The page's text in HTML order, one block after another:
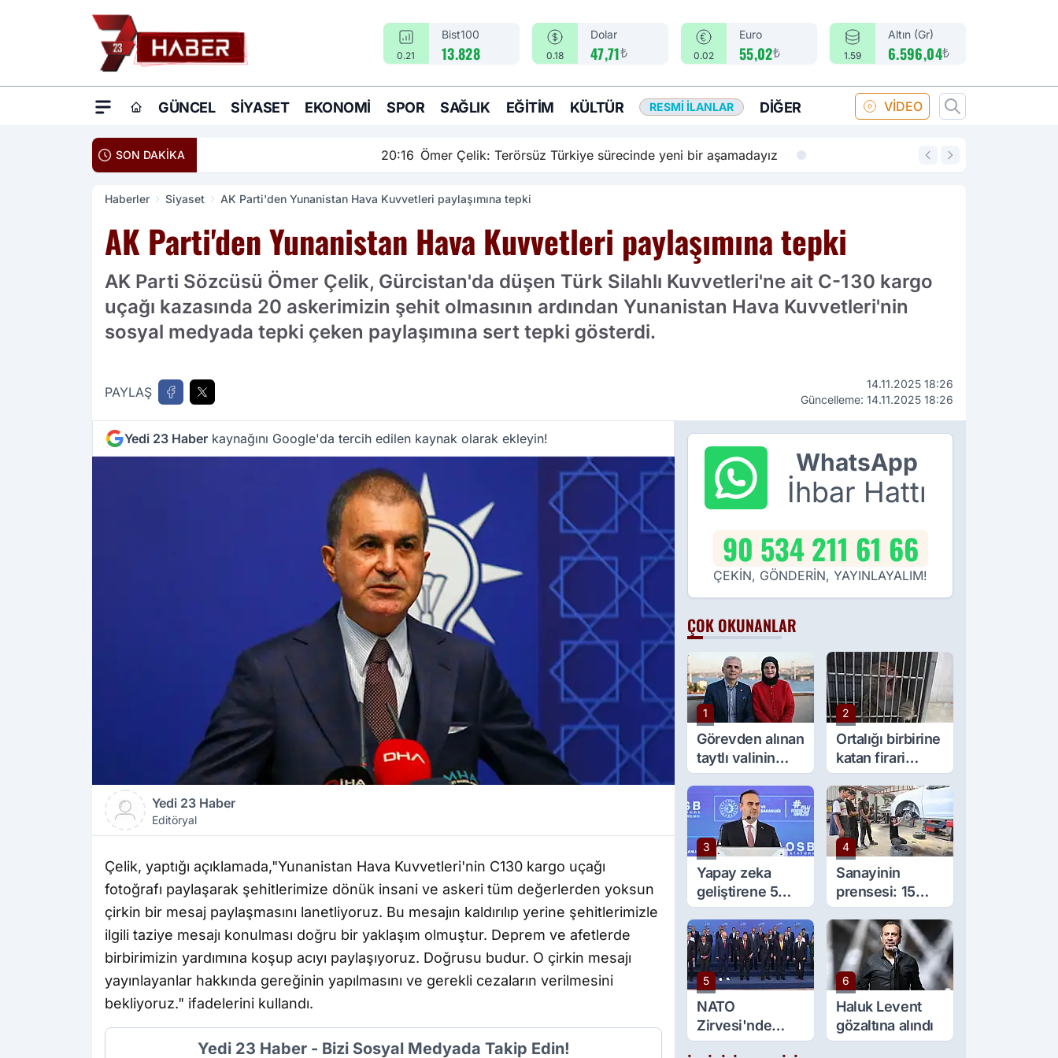
0.21
Bist100
13.828 0.18
Dolar
47,71₺ 0.02
Euro
55,02₺ 1.59
Altın (Gr)
6.596,04₺
GÜNCEL SIYASET EKONOMI SPOR SAĞLIK EĞITIM KÜLTÜR RESMI İLANLAR DIĞER VİDEO
SON DAKİKA Ömer Çelik: Terörsüz Türkiye sürecinde yeni bir aşamadayız 14:18
Haberler Siyaset AK Parti'den Yunanistan Hava Kuvvetleri paylaşımına tepki
AK Parti'den Yunanistan Hava Kuvvetleri paylaşımına tepki
AK Parti Sözcüsü Ömer Çelik, Gürcistan'da düşen Türk Silahlı Kuvvetleri'ne ait C-130 kargo
uçağı kazasında 20 askerimizin şehit olmasının ardından Yunanistan Hava Kuvvetleri'nin
sosyal medyada tepki çeken paylaşımına sert tepki gösterdi.
PAYLAŞ
14.11.2025 18:26
Güncelleme: 14.11.2025 18:26
Yedi 23 Haber kaynağını Google'da tercih edilen kaynak olarak ekleyin!
Yedi 23 Haber
Editöryal
Çelik, yaptığı açıklamada,"Yunanistan Hava Kuvvetleri'nin C130 kargo uçağı
fotoğrafı paylaşarak şehitlerimize dönük insani ve askeri tüm değerlerden yoksun
çirkin bir mesaj paylaşmasını lanetliyoruz. Bu mesajın kaldırılıp yerine şehitlerimizle
ilgili taziye mesajı konulması doğru bir yaklaşım olmuştur. Deprem ve afetlerde
birbirimizin yardımına koşup acıyı paylaşıyoruz. Doğrusu budur. O çirkin mesajı
yayınlayanlar hakkında gereğinin yapılmasını ve gerekli cezaların verilmesini
bekliyoruz." ifadelerini kullandı.
Yedi 23 Haber - Bizi Sosyal Medyada Takip Edin!
WhatsApp
İhbar Hattı
90 534 211 61 66
ÇEKİN, GÖNDERİN, YAYINLAYALIM!
ÇOK OKUNANLAR
1
Görevden alınan
taytlı valinin
eşine sürpriz
görev
2
Ortalığı birbirine
katan firari
maymun, kadını
yaraladı
3
Yapay zeka
geliştirene 5
milyon lira kredi
desteği
4
Sanayinin
prensesi: 15
yaşında 5 çırağı
var
5
NATO
Zirvesi'nde
gülümseten an:
6
Haluk Levent
gözaltına alındı